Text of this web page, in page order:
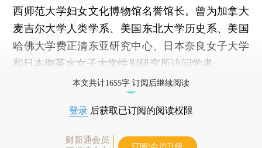
西师范大学妇女文化博物馆名誉馆长。曾为加拿大
麦吉尔大学人类学系、美国东北大学历史系、美国
哈佛大学费正清东亚研究中心、日本奈良女子大学
和日本御茶水女子大学性别研究所访问学者。
本文共计1655字 订阅后继续阅读
登录 后获取已订阅的阅读权限
财新通会员